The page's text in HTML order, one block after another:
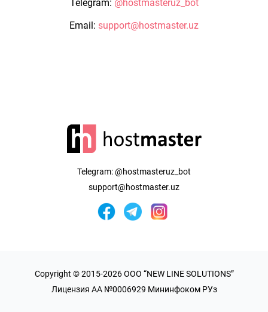
Telegram: @hostmasteruz_bot
Email: support@hostmaster.uz
Telegram:@hostmasteruz_bot
support@hostmaster.uz
Copyright © 2015-2026 OOO “NEW LINE SOLUTIONS”
Лицензия AA №0006929 Мининфоком РУз